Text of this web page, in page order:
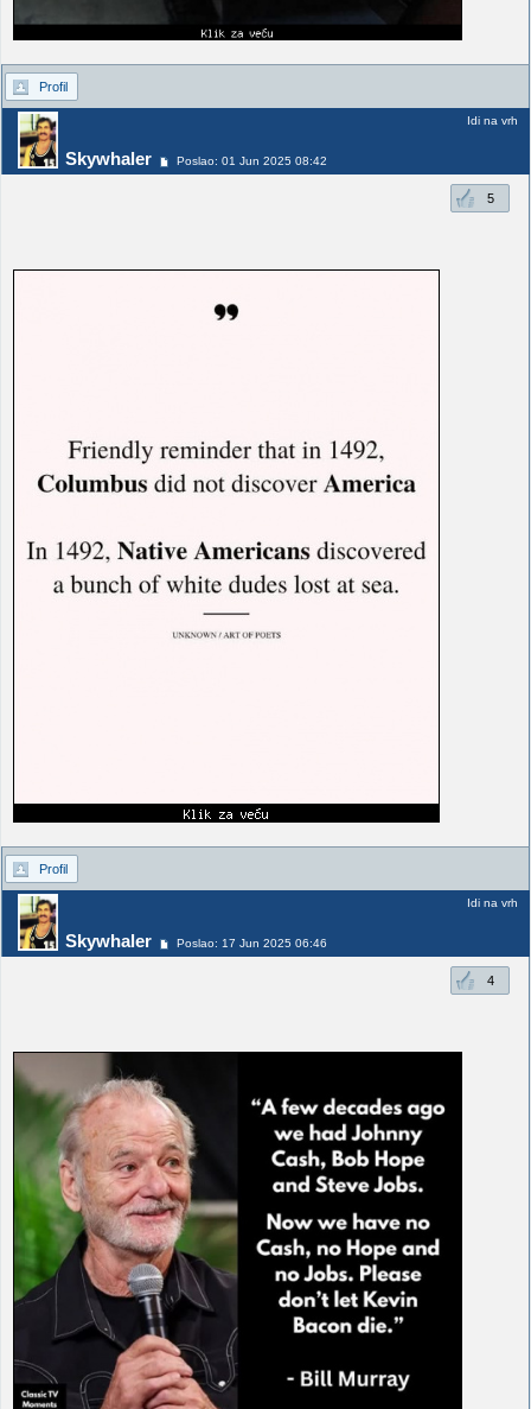
Profil
Skywhaler Poslao: 01 Jun 2025 08:42
Idi na vrh
5
Profil
Skywhaler Poslao: 17 Jun 2025 06:46
Idi na vrh
4